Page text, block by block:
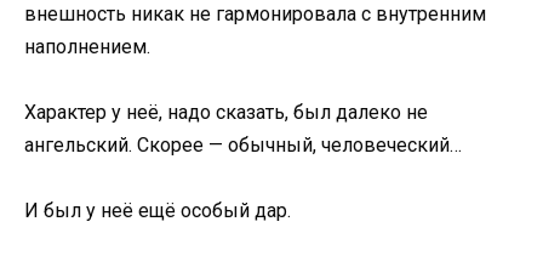
внешность никак не гармонировала с внутренним
наполнением.
Характер у неё, надо сказать, был далеко не
ангельский. Скорее — обычный, человеческий…
И был у неё ещё особый дар.